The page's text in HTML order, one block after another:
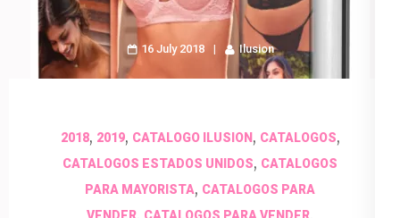
16 July 2018 Ilusion
2018, 2019, CATALOGO ILUSION, CATALOGOS,
CATALOGOS ESTADOS UNIDOS, CATALOGOS
PARA MAYORISTA, CATALOGOS PARA